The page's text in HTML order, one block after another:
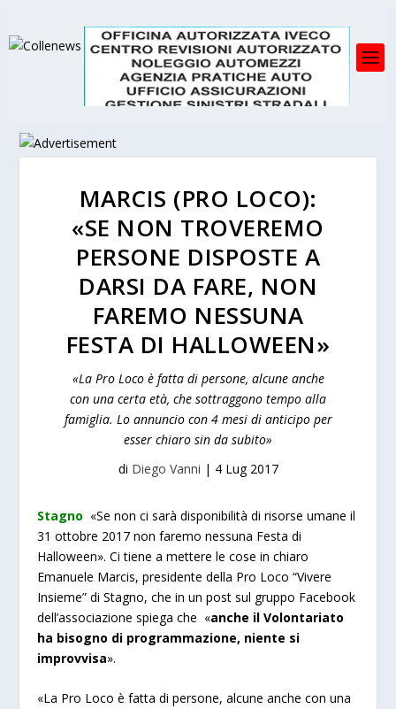
MARCIS (PRO LOCO):
«SE NON TROVEREMO
PERSONE DISPOSTE A
DARSI DA FARE, NON
FAREMO NESSUNA
FESTA DI HALLOWEEN»
«La Pro Loco è fatta di persone, alcune anche
con una certa età, che sottraggono tempo alla
famiglia. Lo annuncio con 4 mesi di anticipo per
esser chiaro sin da subito»
di Diego Vanni | 4 Lug 2017
Stagno «Se non ci sarà disponibilità di risorse umane il
31 ottobre 2017 non faremo nessuna Festa di
Halloween». Ci tiene a mettere le cose in chiaro
Emanuele Marcis, presidente della Pro Loco “Vivere
Insieme” di Stagno, che in un post sul gruppo Facebook
dell’associazione spiega che «anche il Volontariato
ha bisogno di programmazione, niente si
improvvisa».
«La Pro Loco è fatta di persone, alcune anche con una